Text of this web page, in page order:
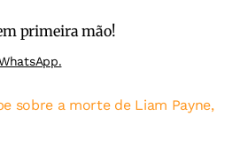
primeira mão!
sobre a morte de Liam Payne,